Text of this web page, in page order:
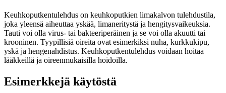
Keuhkoputkentulehdus on keuhkoputkien limakalvon tulehdustila,
joka yleensä aiheuttaa yskää, limaneritystä ja hengitysvaikeuksia.
Tauti voi olla virus- tai bakteeriperäinen ja se voi olla akuutti tai
krooninen. Tyypillisiä oireita ovat esimerkiksi nuha, kurkkukipu,
yskä ja hengenahdistus. Keuhkoputkentulehdus voidaan hoitaa
lääkkeillä ja oireenmukaisilla hoidoilla.
Esimerkkejä käytöstä